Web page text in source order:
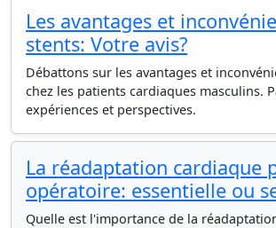
Les avantages et
stents: Votre avis?
Débattons sur les avantages et
chez les patients cardiaques masculins.
expériences et perspectives.
La réadaptation cardiaque
opératoire: essentielle ou
Quelle est l'importance de la